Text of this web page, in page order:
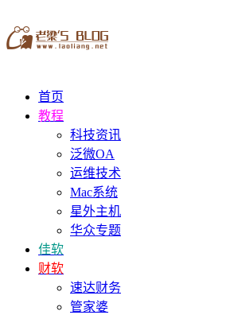
首页
教程
科技资讯
泛微OA
运维技术
Mac系统
星外主机
华众专题
佳软
财软
速达财务
管家婆